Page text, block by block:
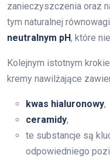
zanieczyszczenia oraz
tym naturalnej
neutralnym pH, które
Kolejnym istotnym
kremy nawilżające
kwas hialuronowy,
ceramidy,
te substancje są
odpowiedniego